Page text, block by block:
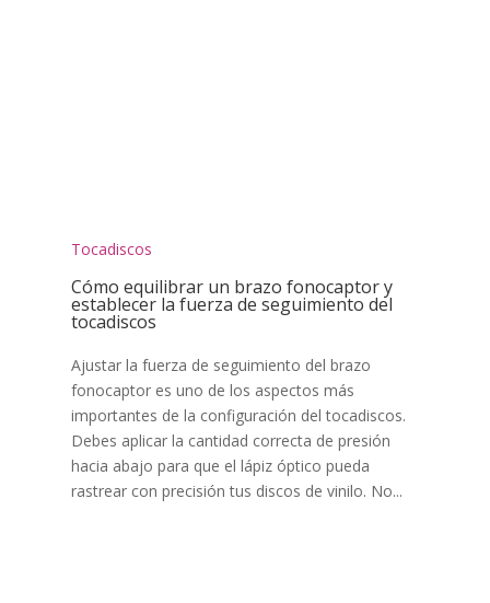
Tocadiscos
Cómo equilibrar un brazo fonocaptor y
establecer la fuerza de seguimiento del
tocadiscos
Ajustar la fuerza de seguimiento del brazo
fonocaptor es uno de los aspectos más
importantes de la configuración del tocadiscos.
Debes aplicar la cantidad correcta de presión
hacia abajo para que el lápiz óptico pueda
rastrear con precisión tus discos de vinilo. No...